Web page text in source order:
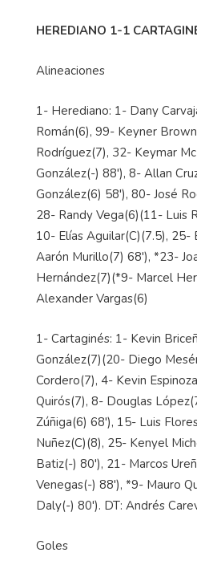
HEREDIANO 1-1
Alineaciones
1- Herediano: 1- Dany
Román(6), 99- Keyner
Rodríguez(7), 32- Keymar
González(-) 88'), 8- Allan
González(6) 58'), 80- José
28- Randy Vega(6)(11- Luis
10- Elías Aguilar(C)(7.5),
Aarón Murillo(7) 68'), *23-
Hernández(7)(*9- Marcel
Alexander Vargas(6)
1- Cartaginés: 1- Kevin
González(7)(20- Diego
Cordero(7), 4- Kevin
Quirós(7), 8- Douglas
Zúñiga(6) 68'), 15- Luis
Nuñez(C)(8), 25- Kenyel
Batiz(-) 80'), 21- Marcos
Venegas(-) 88'), *9- Mauro
Daly(-) 80'). DT: Andrés
Goles